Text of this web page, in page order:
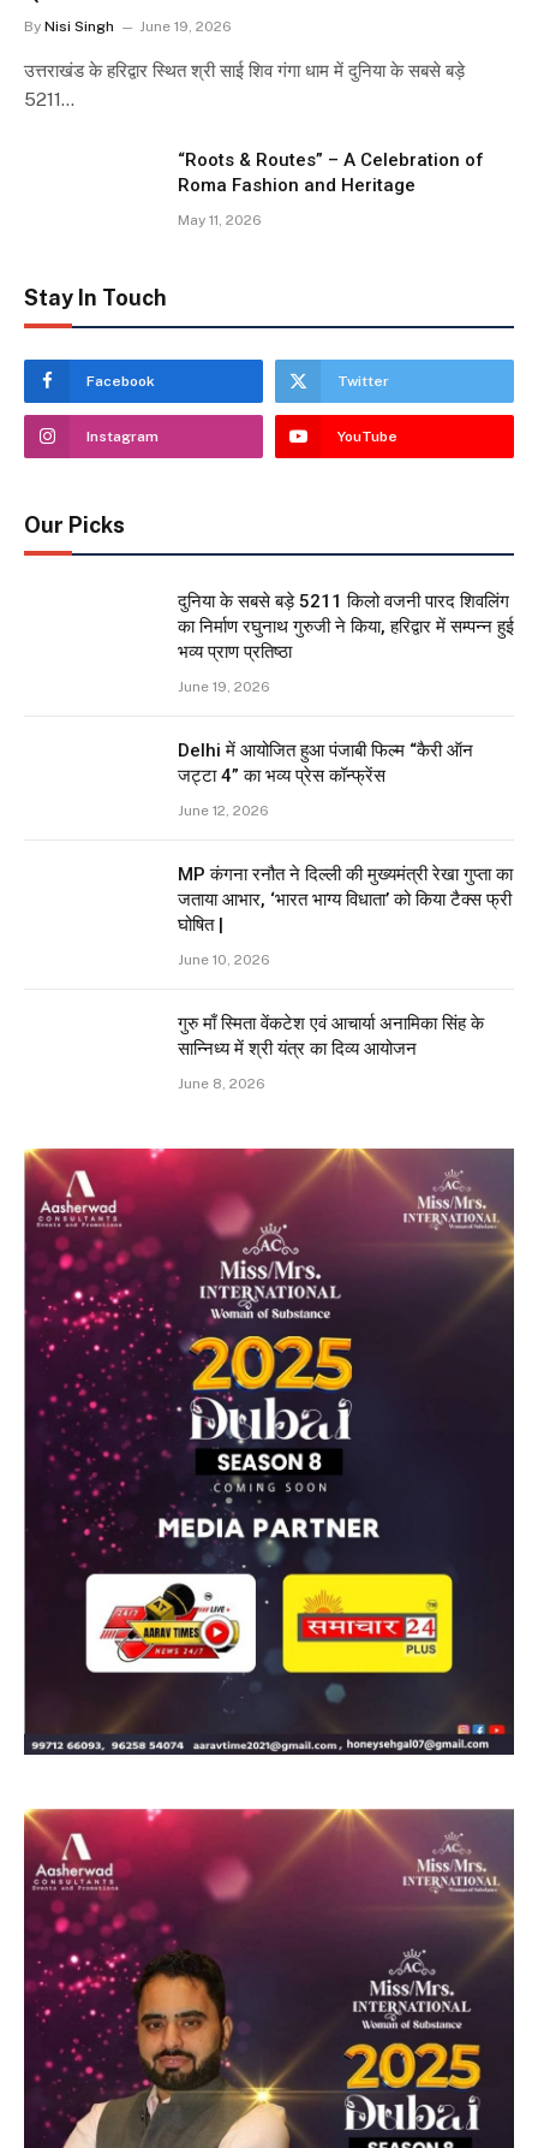
By Nisi Singh June 19, 2026
उत्तराखंड के हरिद्वार स्थित श्री साई शिव गंगा धाम में दुनिया के सबसे बड़े
5211…
“Roots & Routes” – A Celebration of
Roma Fashion and Heritage
May 11, 2026
Stay In Touch
Facebook Twitter
Instagram YouTube
Our Picks
दुनिया के सबसे बड़े 5211 किलो वजनी पारद शिवलिंग
का निर्माण रघुनाथ गुरुजी ने किया, हरिद्वार में सम्पन्न हुई
भव्य प्राण प्रतिष्ठा
June 19, 2026
Delhi में आयोजित हुआ पंजाबी फिल्म “कैरी ऑन
जट्टा 4” का भव्य प्रेस कॉन्फ्रेंस
June 12, 2026
MP कंगना रनौत ने दिल्ली की मुख्यमंत्री रेखा गुप्ता का
जताया आभार, ‘भारत भाग्य विधाता’ को किया टैक्स फ्री
घोषित |
June 10, 2026
गुरु माँ स्मिता वेंकटेश एवं आचार्या अनामिका सिंह के
सान्निध्य में श्री यंत्र का दिव्य आयोजन
June 8, 2026